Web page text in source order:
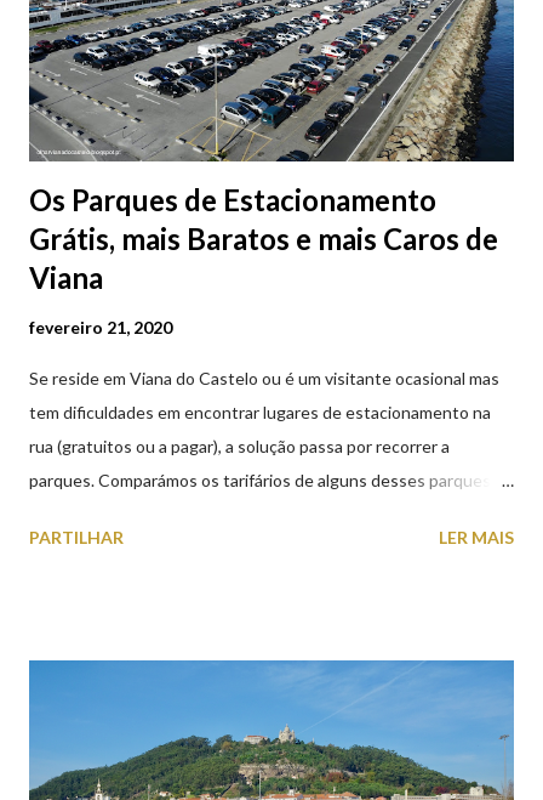
Os Parques de Estacionamento
Grátis, mais Baratos e mais Caros de
Viana
fevereiro 21, 2020
Se reside em Viana do Castelo ou é um visitante ocasional mas
tem dificuldades em encontrar lugares de estacionamento na
rua (gratuitos ou a pagar), a solução passa por recorrer a
parques. Comparámos os tarifários de alguns desses parques de
subterrâneos) perto do centro da cidade (entenda-se por
subterrâneos. O Parque da Estação Viana Shopping é grátis de
2ª a 5ª feira a partir das 20:00 (DIAS ÚTEIS)
PARTILHAR LER MAIS